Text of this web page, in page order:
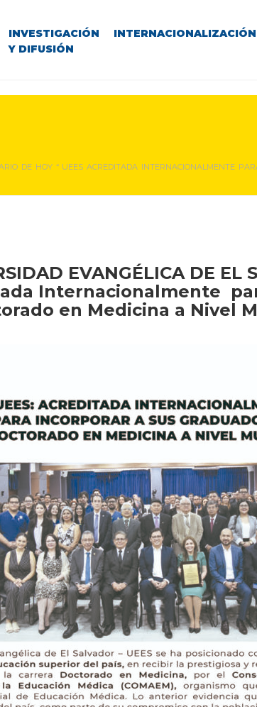
INVESTIGACIÓN
Y DIFUSIÓN
INTERNACIONALIZACIÓN
DE HOY “ UEES ACREDITADA INTERNACIONALMENTE
EVANGÉLICA DE EL
Internacionalmente
en Medicina a Nivel